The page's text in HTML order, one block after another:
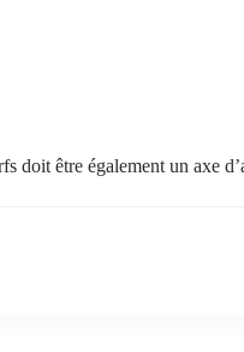
doit être également un axe